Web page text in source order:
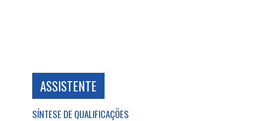
ASSISTENTE
SÍNTESE DE QUALIFICAÇÕES